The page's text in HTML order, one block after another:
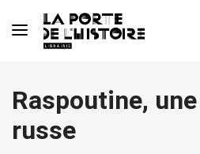
Raspoutine,
russe